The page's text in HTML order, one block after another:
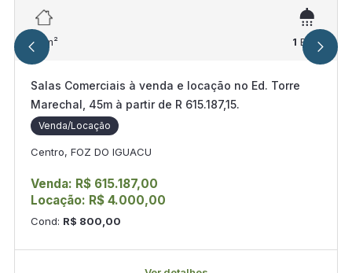
45 m² 1 Ban.
Salas Comerciais à venda e locação no Ed. Torre
Marechal, 45m à partir de R 615.187,15.
Venda/Locação
Centro, FOZ DO IGUACU
Venda: R$ 615.187,00
Locação: R$ 4.000,00
Cond: R$ 800,00